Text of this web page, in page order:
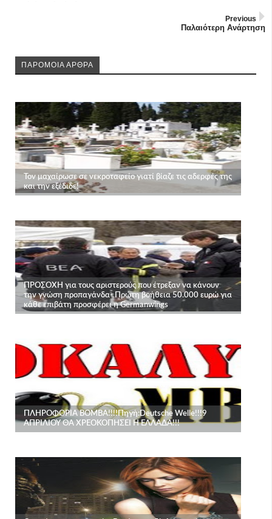
Previous
Παλαιότερη Ανάρτηση
ΠΑΡΟΜΟΙΑ ΑΡΘΡΑ